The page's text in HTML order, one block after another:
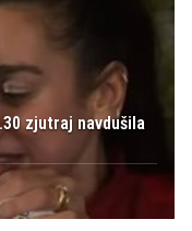
zjutraj navdušila